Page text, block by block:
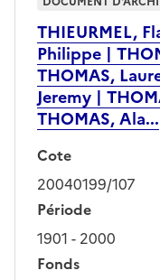
THIEURMEL,
Philippe |
THOMAS,
Jeremy |
THOMAS, Ala...
Cote
20040199/107
Période
1901 - 2000
Fonds